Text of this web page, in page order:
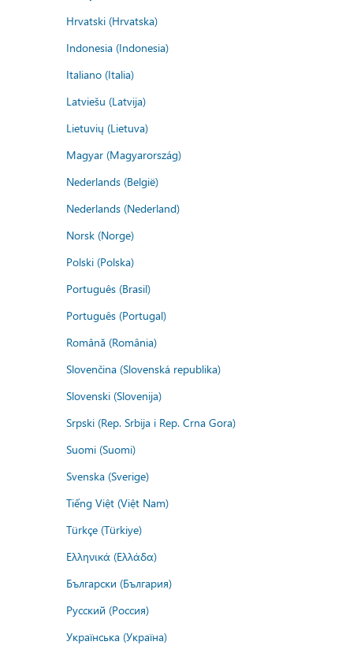
Hrvatski (Hrvatska)
Indonesia (Indonesia)
Italiano (Italia)
Latviešu (Latvija)
Lietuvių (Lietuva)
Magyar (Magyarország)
Nederlands (België)
Nederlands (Nederland)
Norsk (Norge)
Polski (Polska)
Português (Brasil)
Português (Portugal)
Română (România)
Slovenčina (Slovenská republika)
Slovenski (Slovenija)
Srpski (Rep. Srbija i Rep. Crna Gora)
Suomi (Suomi)
Svenska (Sverige)
Tiếng Việt (Việt Nam)
Türkçe (Türkiye)
Ελληνικά (Ελλάδα)
Български (България)
Русский (Россия)
Українська (Україна)